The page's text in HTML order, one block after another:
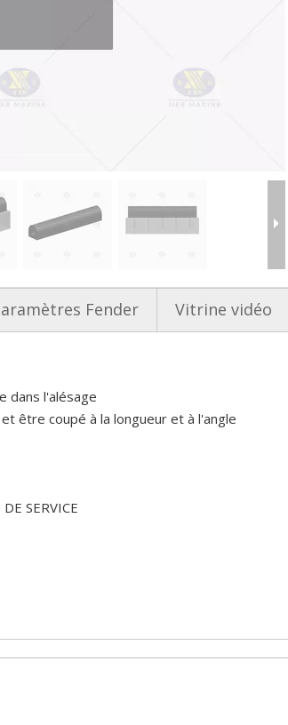
Fender Vitrine vidéo
dans l'alésage
être coupé à la longueur et à l'angle
SERVICE